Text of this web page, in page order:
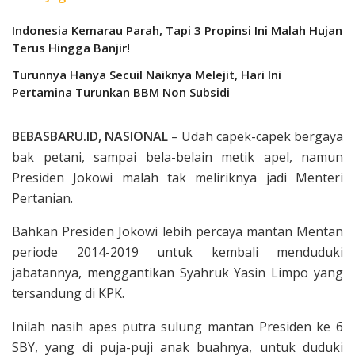
Indonesia Kemarau Parah, Tapi 3 Propinsi Ini Malah Hujan
Terus Hingga Banjir!
Turunnya Hanya Secuil Naiknya Melejit, Hari Ini
Pertamina Turunkan BBM Non Subsidi
BEBASBARU.ID, NASIONAL – Udah capek-capek bergaya
bak petani, sampai bela-belain metik apel, namun
Presiden Jokowi malah tak meliriknya jadi Menteri
Pertanian.
Bahkan Presiden Jokowi lebih percaya mantan Mentan
periode 2014-2019 untuk kembali menduduki
jabatannya, menggantikan Syahruk Yasin Limpo yang
tersandung di KPK.
Inilah nasih apes putra sulung mantan Presiden ke 6
SBY, yang di puja-puji anak buahnya, untuk duduki